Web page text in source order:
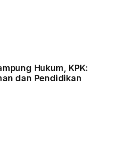
Hukum, KPK:
dan Pendidikan